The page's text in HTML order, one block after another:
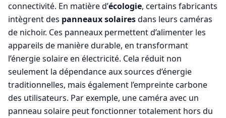
connectivité. En matière d’écologie, certains fabricants
intègrent des panneaux solairesdans leurs caméras
de nichoir. Ces panneaux permettent d’alimenter les
appareils de manière durable, en transformant
l’énergie solaire en électricité. Cela réduit non
seulement la dépendance aux sources d’énergie
traditionnelles, mais également l’empreinte carbone
des utilisateurs. Par exemple, une caméra avec un
panneau solaire peut fonctionner totalement hors du